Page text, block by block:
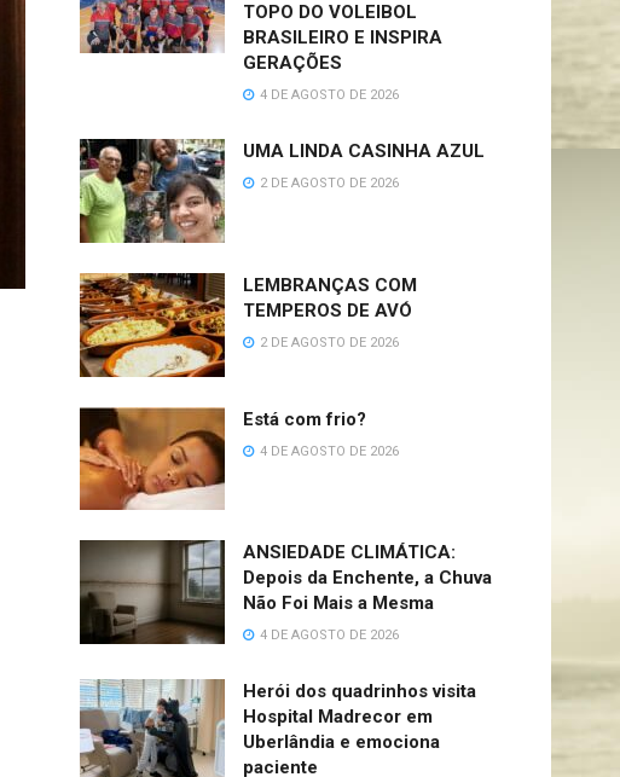
TOPO DO VOLEIBOL
BRASILEIRO E INSPIRA
GERAÇÕES
4 DE AGOSTO DE 2026
UMA LINDA CASINHA AZUL
2 DE AGOSTO DE 2026
LEMBRANÇAS COM
TEMPEROS DE AVÓ
2 DE AGOSTO DE 2026
Está com frio?
4 DE AGOSTO DE 2026
ANSIEDADE CLIMÁTICA:
Depois da Enchente, a Chuva
Não Foi Mais a Mesma
4 DE AGOSTO DE 2026
Herói dos quadrinhos visita
Hospital Madrecor em
Uberlândia e emociona
paciente